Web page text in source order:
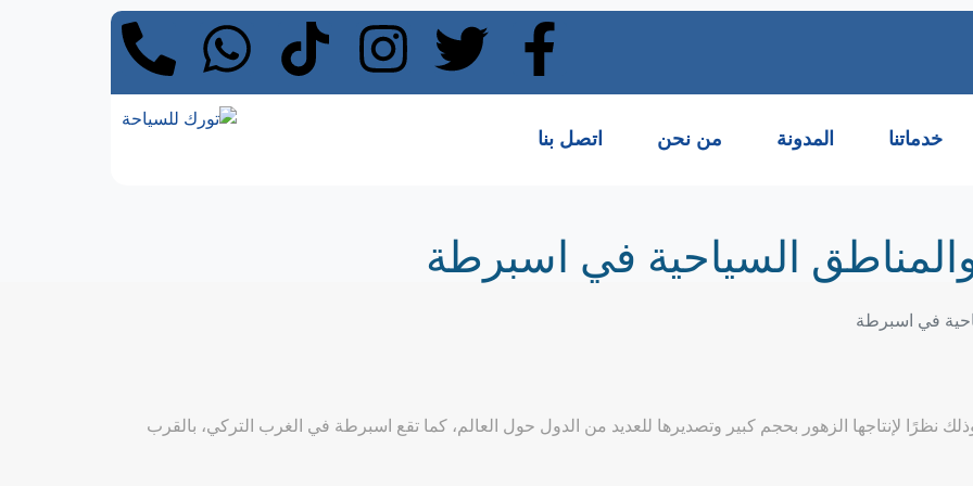
خدماتنا المدونة من نحن اتصل بنا
والمناطق السياحية في اسبرطة
نظرًا لإنتاجها الزهور بحجم كبير وتصديرها للعديد من الدول حول العالم، كما تقع اسبرطة في الغرب التركي، بالقرب